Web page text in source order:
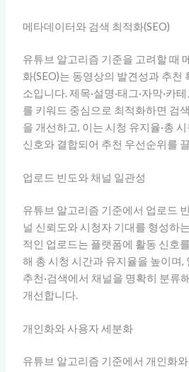
메타데이터와 검색 최적화(SEO)
유튜브 알고리즘 기준을 고려할 때
화(SEO)는 동영상의 발견성과 추천
소입니다. 제목·설명·태그·자막·카
를 키워드 중심으로 최적화하면 검
을 개선하고, 이는 시청 유지율·총
신호와 결합되어 추천 우선순위를
업로드 빈도와 채널 일관성
유튜브 알고리즘 기준에서 업로드
널 신뢰도와 시청자 기대를 형성하
적인 업로드는 플랫폼에 활동 신호
해 총 시청 시간과 유지율을 높이며,
추천·검색에서 채널을 명확히 분류
개선합니다.
개인화와 사용자 세분화
유튜브 알고리즘 기준에서 개인화